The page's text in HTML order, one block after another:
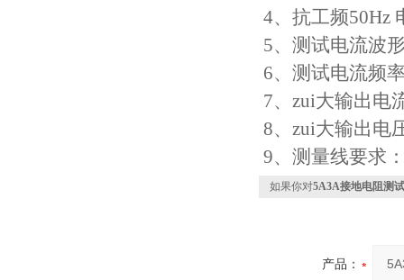
4、抗工频50Hz
5、测试电流波
6、测试电流频
7、zui大输出电
8、zui大输出电
9、测量线要求
如果你对5A3A接地电阻测
产品：